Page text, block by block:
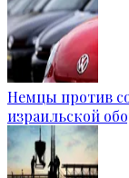
Немцы против
израильской